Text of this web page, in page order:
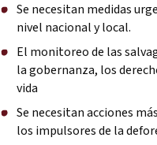
Se necesitan medidas
nivel nacional y local.
El monitoreo de las
la gobernanza, los
vida
Se necesitan acciones
los impulsores de la